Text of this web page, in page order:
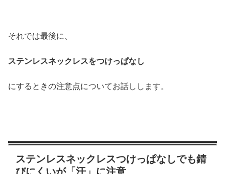
それでは最後に、
ステンレスネックレスをつけっぱなし
にするときの注意点についてお話しします。
ステンレスネックレスつけっぱなしでも錆
びにくいが「汗」に注意